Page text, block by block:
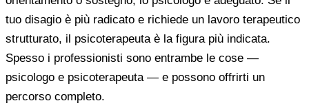
tuo disagio è più radicato e richiede un lavoro terapeutico
strutturato, il psicoterapeuta è la figura più indicata.
Spesso i professionisti sono entrambe le cose —
psicologo e psicoterapeuta — e possono offrirti un
percorso completo.